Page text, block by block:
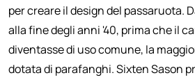
per creare il design del passaruota.
alla fine degli anni '40, prima che il
diventasse di uso comune, la
dotata di parafanghi. Sixten Sason